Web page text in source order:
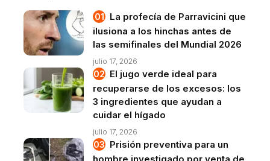
La profecía de Parravicini que
ilusiona a los hinchas antes de
las semifinales del Mundial 2026
julio 17, 2026
El jugo verde ideal para
recuperarse de los excesos: los
3 ingredientes que ayudan a
cuidar el hígado
julio 17, 2026
Prisión preventiva para un